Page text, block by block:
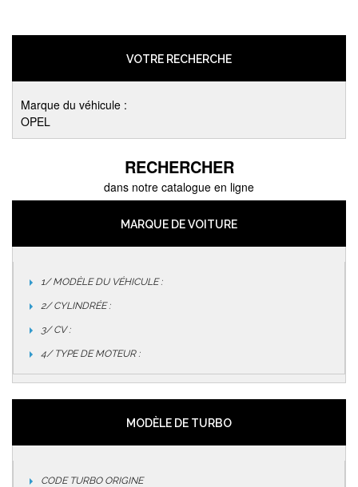
VOTRE RECHERCHE
Marque du véhicule :
OPEL
RECHERCHER
dans notre catalogue en ligne
MARQUE DE VOITURE
1/ MODÈLE DU VÉHICULE :
2/ CYLINDRÉE :
3/ CV :
4/ TYPE DE MOTEUR :
MODÈLE DE TURBO
CODE TURBO ORIGINE